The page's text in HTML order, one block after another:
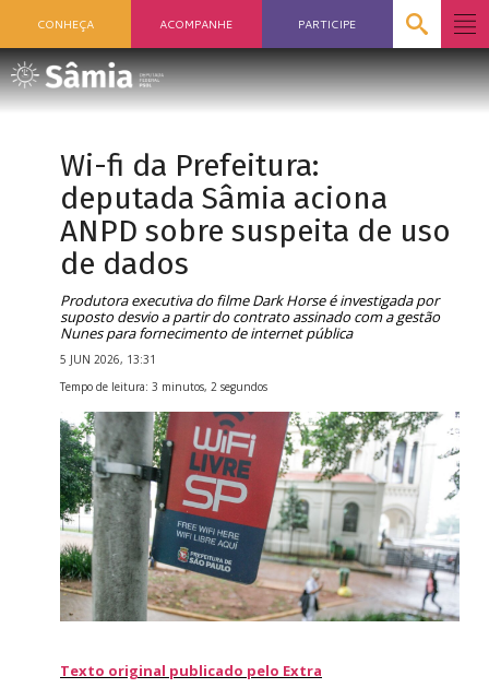
CONHEÇA ACOMPANHE PARTICIPE
Wi-fi da Prefeitura:
deputada Sâmia aciona
ANPD sobre suspeita de uso
de dados
Produtora executiva do filme Dark Horse é investigada por
suposto desvio a partir do contrato assinado com a gestão
Nunes para fornecimento de internet pública
5 JUN 2026, 13:31
Tempo de leitura: 3 minutos, 2 segundos
Texto original publicado pelo Extra